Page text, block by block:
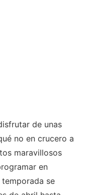
de unas
no en crucero a
maravillosos
en
se